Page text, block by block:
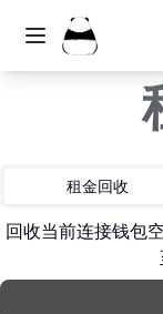
租金回收
回收当前连接钱包